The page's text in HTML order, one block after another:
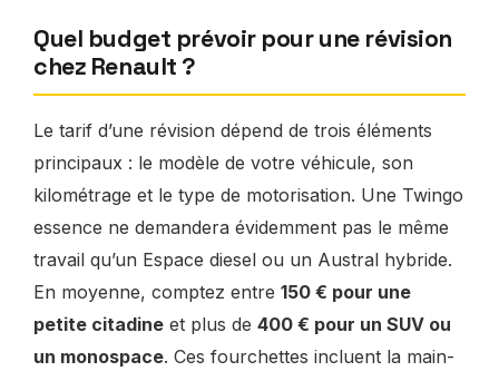
Quel budget prévoir pour une révision
chez Renault ?
Le tarif d’une révision dépend de trois éléments
principaux : le modèle de votre véhicule, son
kilométrage et le type de motorisation. Une Twingo
essence ne demandera évidemment pas le même
travail qu’un Espace diesel ou un Austral hybride.
En moyenne, comptez entre 150 € pour une
petite citadine et plus de 400 € pour un SUV ou
un monospace. Ces fourchettes incluent la main-